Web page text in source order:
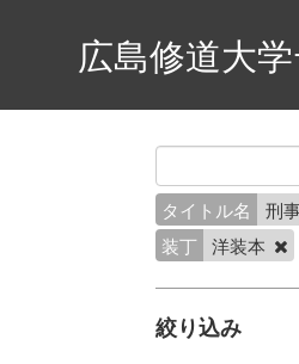
広島修道大
タイトル名 刑
装丁 洋装本
絞り込み